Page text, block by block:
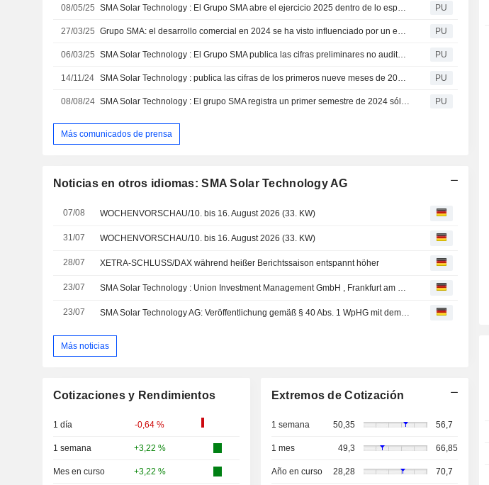
08/05/25 SMA Solar Technology : El Grupo SMA abre el ejercicio 2025 dentro de lo esperado PU
27/03/25 Grupo SMA: el desarrollo comercial en 2024 se ha visto influenciado por un entorno de mercado desafiante y efectos únicos del programa de reestructuración y transformación PU
06/03/25 SMA Solar Technology : El Grupo SMA publica las cifras preliminares no auditadas para todo el 2024 y anuncia sus previsiones para el ejercicio 2025 PU
14/11/24 SMA Solar Technology : publica las cifras de los primeros nueve meses de 2024, reduce sus previsiones en términos de volumen de ventas y beneficios, y anuncia los detalles del programa de reestructuración y transformación PU
08/08/24 SMA Solar Technology : El grupo SMA registra un primer semestre de 2024 sólido en un entorno de mercado desafiante PU
Más comunicados de prensa
Noticias en otros idiomas: SMA Solar Technology AG
07/08 WOCHENVORSCHAU/10. bis 16. August 2026 (33. KW)
31/07 WOCHENVORSCHAU/10. bis 16. August 2026 (33. KW)
28/07 XETRA-SCHLUSS/DAX während heißer Berichtssaison entspannt höher
23/07 SMA Solar Technology : Union Investment Management GmbH , Frankfurt am Main, Deutschland
23/07 SMA Solar Technology AG: Veröffentlichung gemäß § 40 Abs. 1 WpHG mit dem Ziel der europaweiten Verbreitung
Más noticias
Cotizaciones y Rendimientos
1 día -0,64 %
1 semana +3,22 %
Mes en curso +3,22 %
Extremos de Cotización
1 semana 50,35 56,7
1 mes 49,3 66,85
Año en curso 28,28 70,7